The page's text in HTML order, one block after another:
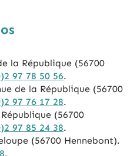
la République (56700
97 78 50 56.
de la République (56700
97 76 17 28.
(56700
97 85 24 38.
(56700 Hennebont).
.